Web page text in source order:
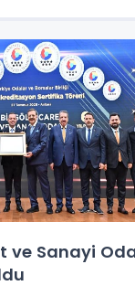
ve Sanayi